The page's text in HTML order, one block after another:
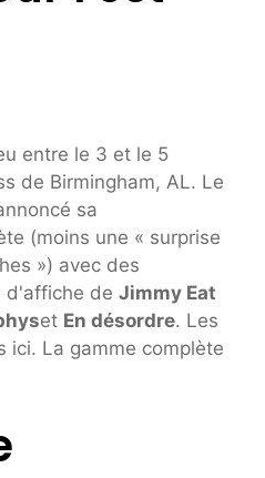
entre le 3 et le 5
de Birmingham, AL. Le
sa
(moins une « surprise
») avec des
d'affiche de Jimmy Eat
et En désordre. Les
ici. La gamme complète